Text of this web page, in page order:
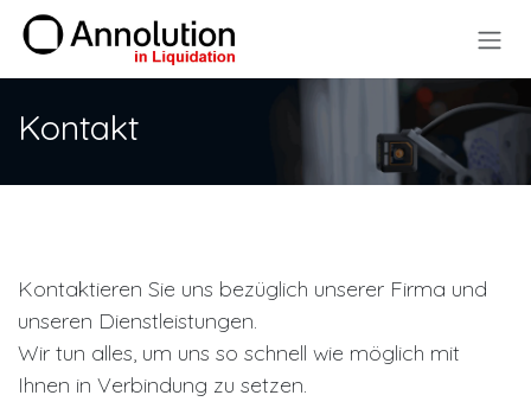
Zum Inhalt springen
Kontakt
Kontaktieren Sie uns bezüglich unserer Firma und
unseren Dienstleistungen.
Wir tun alles, um uns so schnell wie möglich mit
Ihnen in Verbindung zu setzen.